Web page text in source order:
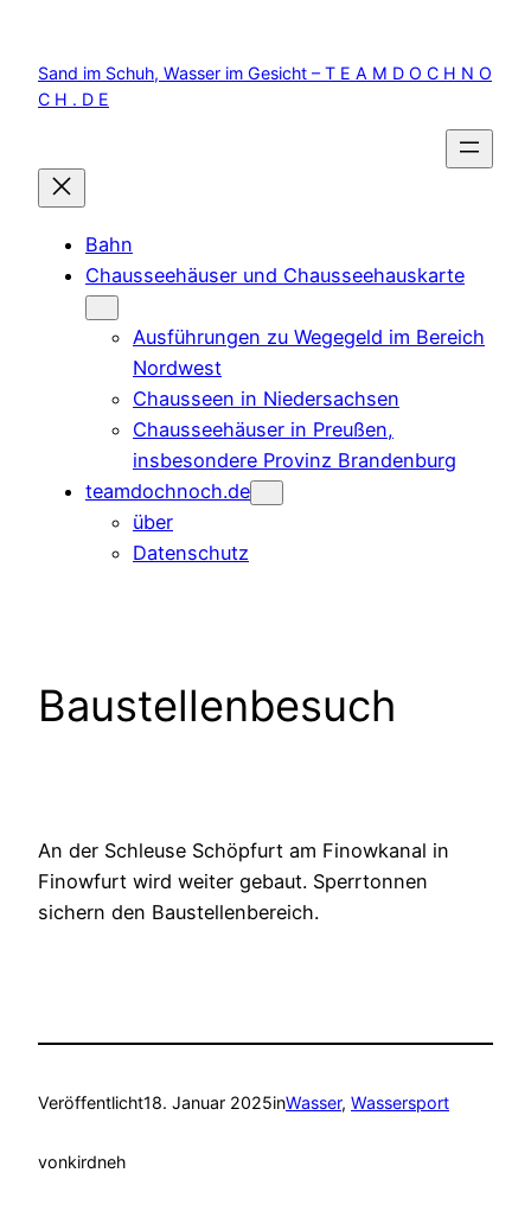
springen
Sand im Schuh, Wasser im Gesicht – T E A M D O C H N O
C H . D E
Bahn
Chausseehäuser und Chausseehauskarte
Ausführungen zu Wegegeld im Bereich
Nordwest
Chausseen in Niedersachsen
Chausseehäuser in Preußen,
insbesondere Provinz Brandenburg
teamdochnoch.de
über
Datenschutz
Baustellenbesuch
An der Schleuse Schöpfurt am Finowkanal in
Finowfurt wird weiter gebaut. Sperrtonnen
sichern den Baustellenbereich.
Veröffentlicht18. Januar 2025inWasser, Wassersport
vonkirdneh